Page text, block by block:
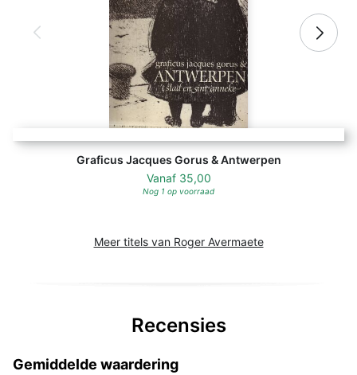
Graficus Jacques Gorus & Antwerpen
Vanaf 35,00
Nog 1 op voorraad
Meer titels van Roger Avermaete
Recensies
Gemiddelde waardering